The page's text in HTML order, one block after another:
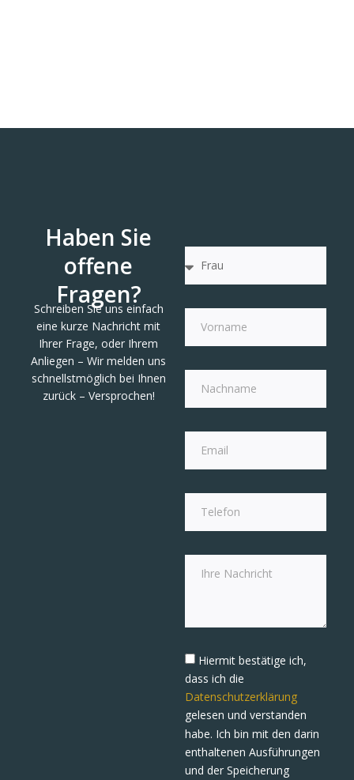
Haben Sie
offene
Fragen?
Schreiben Sie uns einfach
eine kurze Nachricht mit
Ihrer Frage, oder Ihrem
Anliegen – Wir melden uns
schnellstmöglich bei Ihnen
zurück – Versprochen!
Hiermit bestätige ich,
dass ich die
Datenschutzerklärung
gelesen und verstanden
habe. Ich bin mit den darin
enthaltenen Ausführungen
und der Speicherung